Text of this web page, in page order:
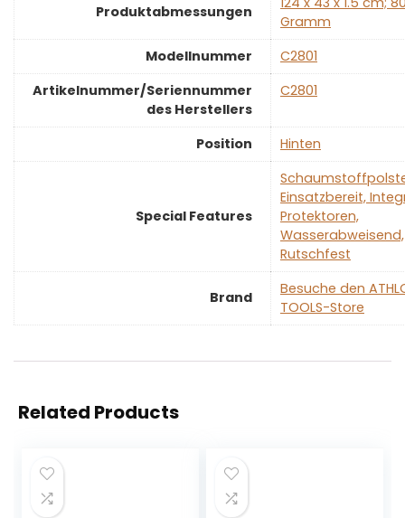
Produktabmessungen
Gramm
Modellnummer
‎C2801
Artikelnummer/Seriennummer
des Herstellers
‎C2801
Position ‎Hinten
Special Features
Einsatzbereit,
Protektoren,
Wasserabweisend,
Rutschfest
Brand
Besuche den
TOOLS-Store
Related Products